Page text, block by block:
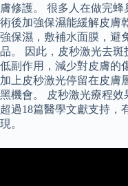
膚修護。 很多人在做完蜂
術後加強保濕能緩解皮膚
強保濕，敷補水面膜，避
品。 因此，皮秒激光去
低副作用，減少對皮膚的
加上皮秒激光停留在皮膚
黑機會。 皮秒激光療程效
超過18篇醫學文獻支持，
現。